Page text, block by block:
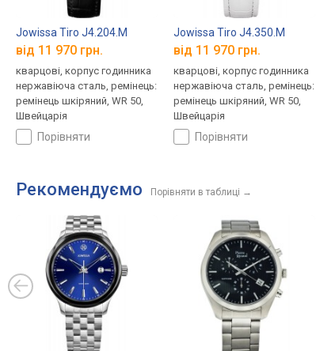
Jowissa Tiro J4.204.M
від 11 970 грн.
кварцові, корпус годинника
нержавіюча сталь, ремінець:
ремінець шкіряний, WR 50,
Швейцарія
порівняти
Jowissa Tiro J4.350.M
від 11 970 грн.
кварцові, корпус годинника
нержавіюча сталь, ремінець:
ремінець шкіряний, WR 50,
Швейцарія
порівняти
Рекомендуємо Порівняти в таблиці →